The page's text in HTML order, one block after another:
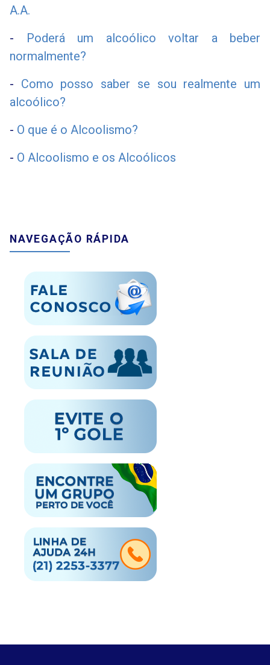
A.A.
-
Poderá um alcoólico voltar a beber
normalmente?
- Como posso saber se sou realmente um
alcoólico?
- O que é o Alcoolismo?
- O Alcoolismo e os Alcoólicos
NAVEGAÇÃO RÁPIDA